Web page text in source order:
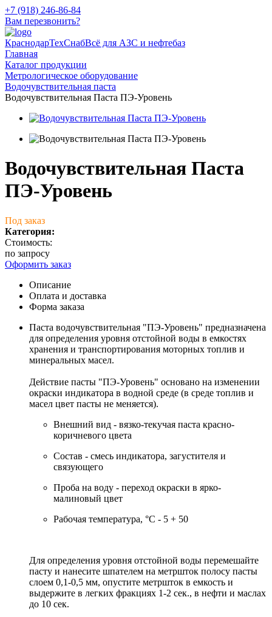
+7 (918) 246-86-84
Вам перезвонить?
КраснодарТехСнабВсё для АЗС и нефтебаз
Главная
Каталог продукции
Метрологическое оборудование
Водочувствительная паста
Водочувствительная Паста ПЭ-Уровень
Водочувствительная Паста
ПЭ-Уровень
Под заказ
Категория:
Стоимость:
по запросу
Оформить заказ
Описание
Оплата и доставка
Форма заказа
Паста водочувствительная "ПЭ-Уровень" предназначена
для определения уровня отстойной воды в емкостях
хранения и транспортирования моторных топлив и
минеральных масел.
Действие пасты "ПЭ-Уровень" основано на изменении
окраски индикатора в водной среде (в среде топлив и
масел цвет пасты не меняется).
Внешний вид - вязко-текучая паста красно-
коричневого цвета
Состав - смесь индикатора, загустителя и
связующего
Проба на воду - переход окраски в ярко-
малиновый цвет
Рабочая температура, °С - 5 + 50
Для определения уровня отстойной воды перемешайте
пасту и нанесите шпателем на метршток полосу пасты
слоем 0,1-0,5 мм, опустите метршток в емкость и
выдержите в легких фракциях 1-2 сек., в нефти и маслах
до 10 сек.